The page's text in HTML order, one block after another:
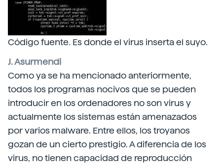
Código fuente. Es donde el virus inserta el suyo.
J. Asurmendi
Como ya se ha mencionado anteriormente,
todos los programas nocivos que se pueden
introducir en los ordenadores no son virus y
actualmente los sistemas están amenazados
por varios malware. Entre ellos, los troyanos
gozan de un cierto prestigio. A diferencia de los
virus, no tienen capacidad de reproducción